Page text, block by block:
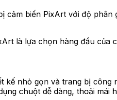
cảm biến PixArt với độ phân
là lựa chọn hàng đầu của
kế nhỏ gọn và trang bị
chuột dễ dàng, thoải mái